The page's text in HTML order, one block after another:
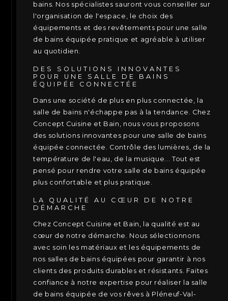
bains. Nos spécialistes sauront vous conseiller sur
l'organisation de l'espace, le choix des
équipements et des revêtements pour une salle
de bains équipée pratique et agréable à utiliser
au quotidien.
DES SOLUTIONS INNOVANTES
POUR UNE SALLE DE BAINS
ÉQUIPÉE CONNECTÉE
Dans une société de plus en plus connectée, la
salle de bains n'échappe pas à la tendance. Chez
Concept Cuisine et Bain, nous vous proposons
des solutions innovantes pour une salle de bains
équipée connectée. Contrôle des lumières, de la
température de l'eau, de la musique... Tout est
pensé pour rendre votre salle de bains équipée
plus confortable et plus pratique.
LA QUALITÉ AU CŒUR DE NOTRE
DÉMARCHE
Chez Concept Cuisine et Bain, la qualité est au
cœur de notre démarche. Nous sélectionnons
avec soin les matériaux et les équipements de
nos salles de bains équipées pour garantir à nos
clients des produits durables et résistants. Faites
confiance à notre expertise pour réaliser la salle
de bains équipée de vos rêves à Pléneuf-Val-